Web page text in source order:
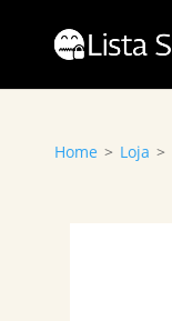
Home > Loja >